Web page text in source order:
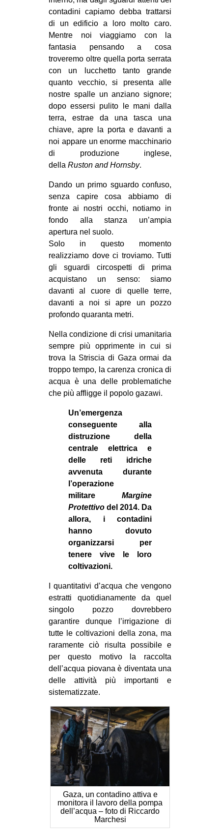
contadini capiamo debba trattarsi
di un edificio a loro molto caro.
Mentre noi viaggiamo con la
fantasia pensando a cosa
troveremo oltre quella porta serrata
con un lucchetto tanto grande
quanto vecchio, si presenta alle
nostre spalle un anziano signore;
dopo essersi pulito le mani dalla
terra, estrae da una tasca una
chiave, apre la porta e davanti a
noi appare un enorme macchinario
di produzione inglese,
della Ruston and Hornsby.
Dando un primo sguardo confuso,
senza capire cosa abbiamo di
fronte ai nostri occhi, notiamo in
fondo alla stanza un’ampia
apertura nel suolo.
Solo in questo momento
realizziamo dove ci troviamo. Tutti
gli sguardi circospetti di prima
acquistano un senso: siamo
davanti al cuore di quelle terre,
davanti a noi si apre un pozzo
profondo quaranta metri.
Nella condizione di crisi umanitaria
sempre più opprimente in cui si
trova la Striscia di Gaza ormai da
troppo tempo, la carenza cronica di
acqua è una delle problematiche
che più affligge il popolo gazawi.
Un’emergenza
conseguente alla
distruzione della
centrale elettrica e
delle reti idriche
avvenuta durante
l’operazione
militare Margine
Protettivo del 2014. Da
allora, i contadini
hanno dovuto
organizzarsi per
tenere vive le loro
coltivazioni.
I quantitativi d’acqua che vengono
estratti quotidianamente da quel
singolo pozzo dovrebbero
garantire dunque l’irrigazione di
tutte le coltivazioni della zona, ma
raramente ciò risulta possibile e
per questo motivo la raccolta
dell’acqua piovana è diventata una
delle attività più importanti e
sistematizzate.
Gaza, un contadino attiva e
monitora il lavoro della pompa
dell’acqua – foto di Riccardo
Marchesi